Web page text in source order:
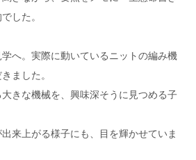
した。
へ。実際に動いているニットの編み機
ました。
きな機械を、興味深そうに見つめる子
来上がる様子にも、目を輝かせていま